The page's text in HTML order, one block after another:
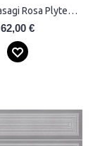
Hanami Kasagi Rosa Plytelės
62,00 €